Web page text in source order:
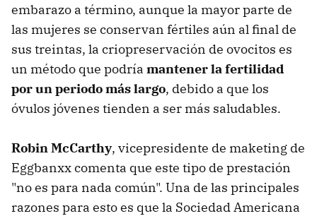
embarazo a término, aunque la mayor parte de
las mujeres se conservan fértiles aún al final de
sus treintas, la criopreservación de ovocitos es
un método que podría mantener la fertilidad
por un periodo más largo, debido a que los
óvulos jóvenes tienden a ser más saludables.
Robin McCarthy, vicepresidente de maketing de
Eggbanxx comenta que este tipo de prestación
"no es para nada común". Una de las principales
razones para esto es que la Sociedad Americana